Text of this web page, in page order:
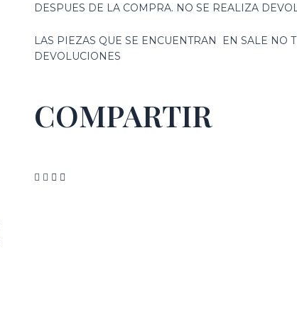
DESPUES DE LA COMPRA. NO SE REALIZA
LAS PIEZAS QUE SE ENCUENTRAN EN SALE NO
DEVOLUCIONES
COMPARTIR